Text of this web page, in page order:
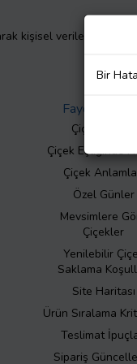
kişisel verilerinizin
Faydalı Bilgiler
Çiçek Bakımı
Çiçek Eşliğinde
Çiçek
Özel Günler
Mevsimlere
Çiçekler
Yenilebilir
Saklama
Site Haritası
Ürün Sıralama
Teslimat
Sipariş
Bir